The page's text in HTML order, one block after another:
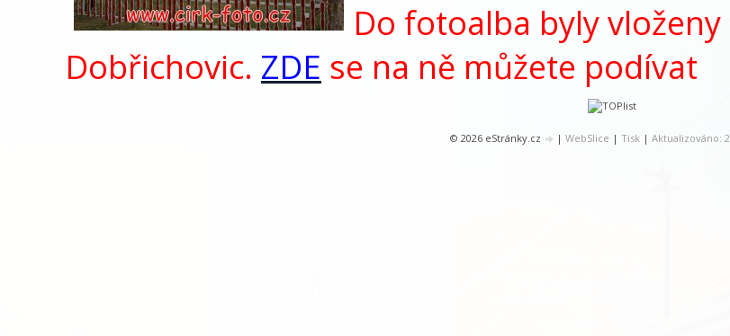
Do fotoalba byly
Dobřichovic. ZDE se na ně můžete podívat
© 2026 eStránky.cz | WebSlice | Tisk | Aktualizováno: